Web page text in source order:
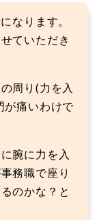
なります。
ていただき
周り(力を入
が痛いわけで
腕に力を入
務職で座り
のかな？と